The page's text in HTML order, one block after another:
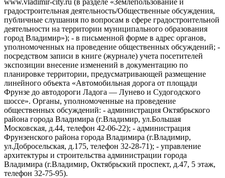
градостроительная деятельность/Общественные обсуждения,
публичные слушания по вопросам в сфере градостроительной
деятельности на территории муниципального образования
город Владимир»); - в письменной форме в адрес органов,
уполномоченных на проведение общественных обсуждений; -
посредством записи в книге (журнале) учета посетителей
экспозиции внесение изменений в документацию по
планировке территории, предусматривающей размещение
линейного объекта «Автомобильная дорога от площади
Фрунзе до автодороги Ладога — Лунево и Судогодского
шоссе». Органы, уполномоченные на проведение
общественных обсуждений: - администрация Октябрьского
района города Владимира (г.Владимир, ул.Большая
Московская, д.44, телефон 42-06-22); - администрация
Фрунзенского района города Владимира (г.Владимир,
ул.Добросельская, д.175, телефон 32-28-71); - управление
архитектуры и строительства администрации города
Владимира (г.Владимир, Октябрьский проспект, д.47, 5 этаж,
телефон 32-75-95).